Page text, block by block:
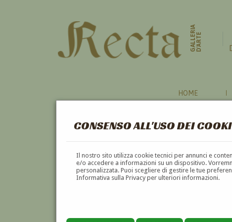
CONSENSO ALL'USO DEI
Il nostro sito utilizza cookie tecnici per annunci e
e/o accedere a informazioni su un dispositivo.
personalizzata. Puoi scegliere di gestire le tue
Informativa sulla Privacy per ulteriori informazioni.
GALLERIAD'ARTE
HOME
PERGAMENA
A B C D E F